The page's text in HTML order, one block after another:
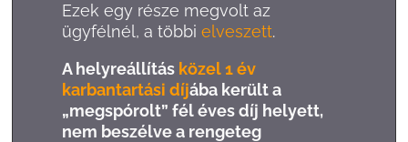
Ezek egy része megvolt az
ügyfélnél, a többielveszett.
A helyreállítás közel 1 év
karbantartási díjába került a
„megspórolt” fél éves díj helyett,
nem beszélve a rengeteg